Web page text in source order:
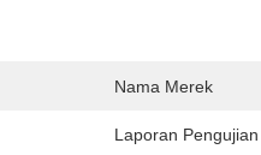
Nama Merek
Laporan